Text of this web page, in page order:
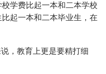
学费比起一本和二本学校
起一本和二本毕业生，在
，教育上更是要精打细